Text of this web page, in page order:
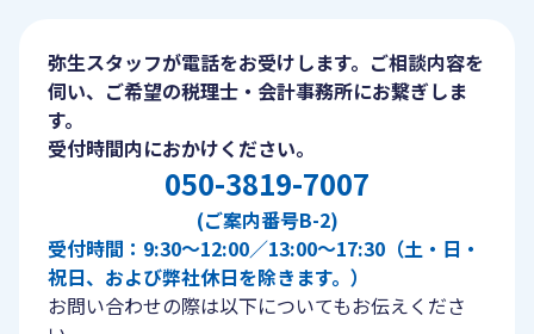
弥生スタッフが電話をお受けします。ご相談内容を
伺い、ご希望の税理士・会計事務所にお繋ぎしま
す。
受付時間内におかけください。
050-3819-7007
(ご案内番号B-2)
受付時間：9:30〜12:00／13:00〜17:30（土・日・
祝日、および弊社休日を除きます。）
お問い合わせの際は以下についてもお伝えくださ